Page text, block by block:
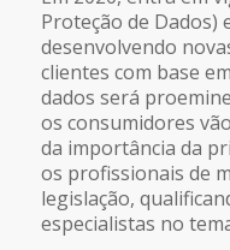
Proteção de Dados)
desenvolvendo
clientes com base
dados será
os consumidores
da importância da
os profissionais de
legislação,
especialistas no